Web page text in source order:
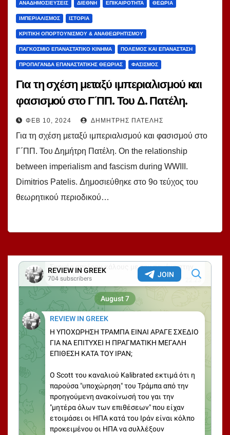
ΑΝΑΔΗΜΟΣΙΕΎΣΕΙΣ ΔΙΕΘΝΉ ΕΠΙΚΑΙΡΌΤΗΤΑ ΘΕΩΡΊΑ
ΙΜΠΕΡΙΑΛΙΣΜΌΣ ΙΣΤΟΡΊΑ
ΚΡΙΤΙΚΉ ΟΠΟΡΤΟΥΝΙΣΜΟΎ & ΑΝΑΘΕΩΡΗΤΙΣΜΟΎ
ΠΑΓΚΌΣΜΙΟ ΕΠΑΝΑΣΤΑΤΙΚΌ ΚΊΝΗΜΑ ΠΌΛΕΜΟΣ ΚΑΙ ΕΠΑΝΆΣΤΑΣΗ
ΠΡΟΠΑΓΆΝΔΑ ΕΠΑΝΑΣΤΑΤΙΚΉΣ ΘΕΩΡΊΑΣ ΦΑΣΙΣΜΌΣ
Για τη σχέση μεταξύ ιμπεριαλισμού και
φασισμού στο Γ΄ΠΠ. Του Δ. Πατέλη.
ΦΕΒ 10, 2024 ΔΗΜΉΤΡΗΣ ΠΑΤΈΛΗΣ
Για τη σχέση μεταξύ ιμπεριαλισμού και φασισμού στο
Γ΄ΠΠ. Του Δημήτρη Πατέλη. On the relationship
between imperialism and fascism during WWIII.
Dimitrios Patelis. Δημοσιεύθηκε στο 9ο τεύχος του
θεωρητικού περιοδικού…